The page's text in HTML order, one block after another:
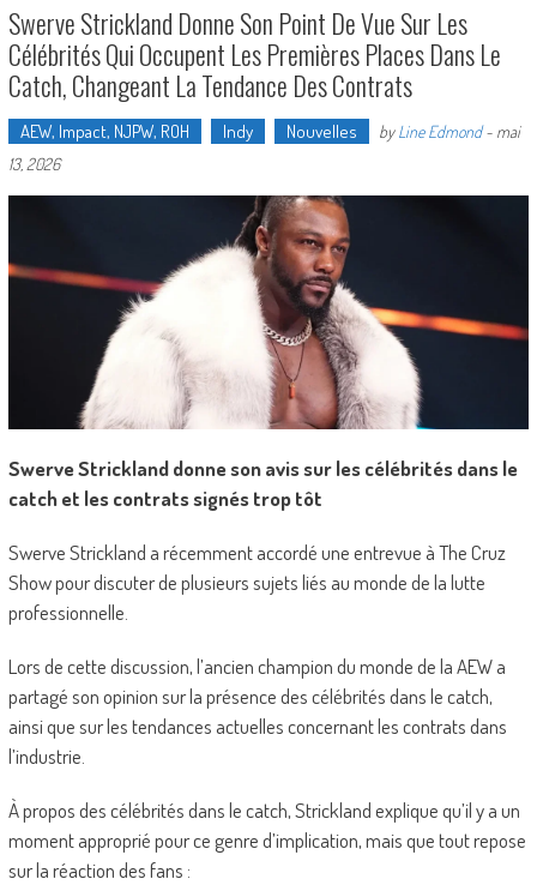
Swerve Strickland Donne Son Point De Vue Sur Les
Célébrités Qui Occupent Les Premières Places Dans Le
Catch, Changeant La Tendance Des Contrats
AEW, Impact, NJPW, ROH Indy Nouvelles byLine Edmond- mai
13, 2026
Swerve Strickland donne son avis sur les célébrités dans le
catch et les contrats signés trop tôt
Swerve Strickland a récemment accordé une entrevue à The Cruz
Show pour discuter de plusieurs sujets liés au monde de la lutte
professionnelle.
Lors de cette discussion, l’ancien champion du monde de la AEW a
partagé son opinion sur la présence des célébrités dans le catch,
ainsi que sur les tendances actuelles concernant les contrats dans
l’industrie.
À propos des célébrités dans le catch, Strickland explique qu’il y a un
moment approprié pour ce genre d’implication, mais que tout repose
sur la réaction des fans :